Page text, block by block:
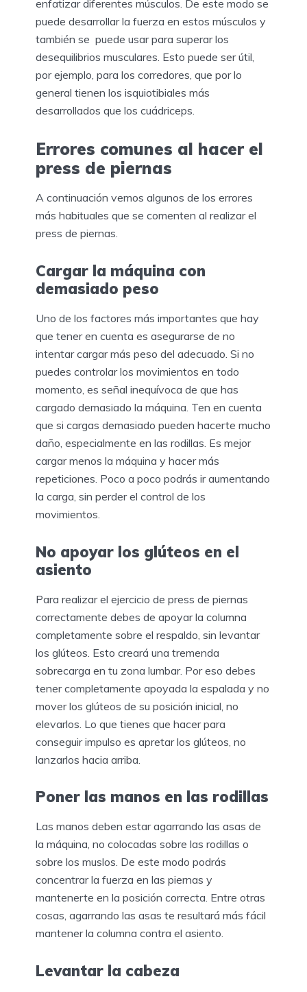
enfatizar diferentes músculos. De este modo se
puede desarrollar la fuerza en estos músculos y
también se puede usar para superar los
desequilibrios musculares. Esto puede ser útil,
por ejemplo, para los corredores, que por lo
general tienen los isquiotibiales más
desarrollados que los cuádriceps.
Errores comunes al hacer el
press de piernas
A continuación vemos algunos de los errores
más habituales que se comenten al realizar el
press de piernas.
Cargar la máquina con
demasiado peso
Uno de los factores más importantes que hay
que tener en cuenta es asegurarse de no
intentar cargar más peso del adecuado. Si no
puedes controlar los movimientos en todo
momento, es señal inequívoca de que has
cargado demasiado la máquina. Ten en cuenta
que si cargas demasiado pueden hacerte mucho
daño, especialmente en las rodillas. Es mejor
cargar menos la máquina y hacer más
repeticiones. Poco a poco podrás ir aumentando
la carga, sin perder el control de los
movimientos.
No apoyar los glúteos en el
asiento
Para realizar el ejercicio de press de piernas
correctamente debes de apoyar la columna
completamente sobre el respaldo, sin levantar
los glúteos. Esto creará una tremenda
sobrecarga en tu zona lumbar. Por eso debes
tener completamente apoyada la espalada y no
mover los glúteos de su posición inicial, no
elevarlos. Lo que tienes que hacer para
conseguir impulso es apretar los glúteos, no
lanzarlos hacia arriba.
Poner las manos en las rodillas
Las manos deben estar agarrando las asas de
la máquina, no colocadas sobre las rodillas o
sobre los muslos. De este modo podrás
concentrar la fuerza en las piernas y
mantenerte en la posición correcta. Entre otras
cosas, agarrando las asas te resultará más fácil
mantener la columna contra el asiento.
Levantar la cabeza